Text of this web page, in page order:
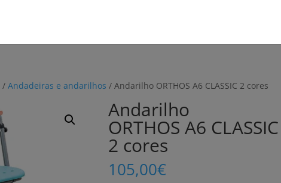
/Andadeiras e andarilhos / Andarilho ORTHOS A6 CLASSIC 2 cores
Andarilho
ORTHOS A6 CLASSIC
2 cores
105,00€